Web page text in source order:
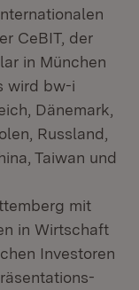
CeBIT, der
in München
wird bw-i
Dänemark,
Russland,
Taiwan und
mit
in Wirtschaft
Investoren